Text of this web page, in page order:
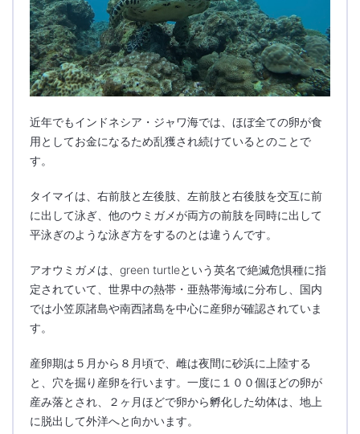
近年でもインドネシア・ジャワ海では、ほぼ全ての卵が食
用としてお金になるため乱獲され続けているとのことで
す。
タイマイは、右前肢と左後肢、左前肢と右後肢を交互に前
に出して泳ぎ、他のウミガメが両方の前肢を同時に出して
平泳ぎのような泳ぎ方をするのとは違うんです。
アオウミガメは、green turtleという英名で絶滅危惧種に指
定されていて、世界中の熱帯・亜熱帯海域に分布し、国内
では小笠原諸島や南西諸島を中心に産卵が確認されていま
す。
産卵期は５月から８月頃で、雌は夜間に砂浜に上陸する
と、穴を掘り産卵を行います。一度に１００個ほどの卵が
産み落とされ、２ヶ月ほどで卵から孵化した幼体は、地上
に脱出して外洋へと向かいます。